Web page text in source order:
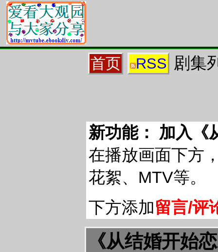
首页 RSS 剧集
新功能： 加入《
在播放画面下方
花絮、MTV等。
下方添加留言/评
《从结婚开始